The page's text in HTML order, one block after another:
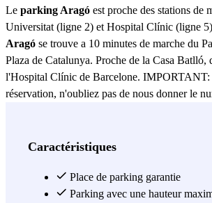
Le parking Aragó est proche des stations de
Universitat (ligne 2) et Hospital Clínic (ligne
Aragó se trouve a 10 minutes de marche du
Plaza de Catalunya. Proche de la Casa Batlló,
l'Hospital Clínic de Barcelone. IMPORTANT:
réservation, n'oubliez pas de nous donner le
Caractéristiques
Place de parking garantie
Parking avec une hauteur